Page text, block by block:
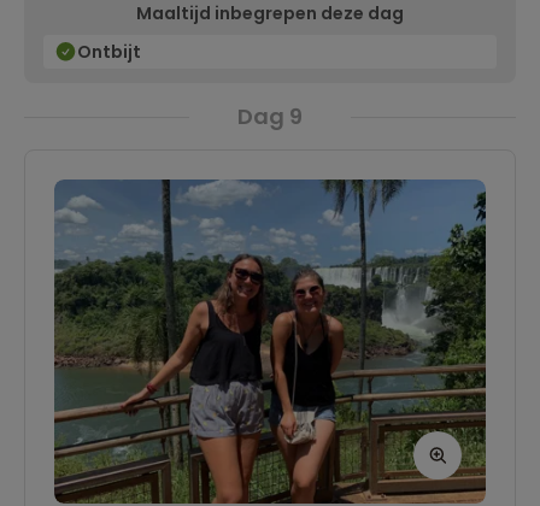
Maaltijd inbegrepen deze dag
Ontbijt
Dag 9